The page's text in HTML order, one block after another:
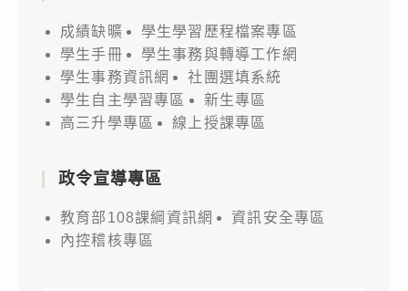
成績缺曠
學生學習歷程檔案專區
學生手冊
學生事務與轉導工作網
學生事務資訊網
社團選填系統
學生自主學習專區
新生專區
高三升學專區
線上授課專區
政令宣導專區
教育部108課綱資訊網
資訊安全專區
內控稽核專區